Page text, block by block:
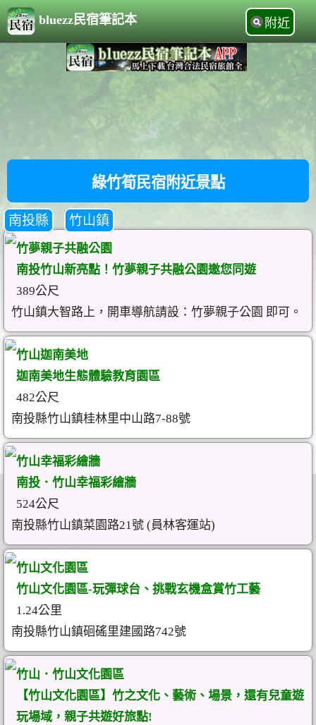
bluezz民宿筆記本 附近
綠竹筍民宿附近景點
南投縣 竹山鎮
竹夢親子共融公園
南投竹山新亮點！竹夢親子共融公園邀您同遊
389公尺
竹山鎮大智路上，開車導航請設：竹夢親子公園 即可。
竹山迦南美地
迦南美地生態體驗教育園區
482公尺
南投縣竹山鎮桂林里中山路7-88號
竹山幸福彩繪牆
南投．竹山幸福彩繪牆
524公尺
南投縣竹山鎮菜園路21號 (員林客運站)
竹山文化園區
竹山文化園區-玩彈球台、挑戰玄機盒賞竹工藝
1.24公里
南投縣竹山鎮硘磘里建國路742號
竹山．竹山文化園區
【竹山文化園區】竹之文化、藝術、場景，還有兒童遊
玩場域，親子共遊好旅點!